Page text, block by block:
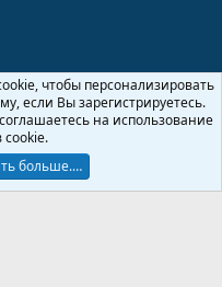
XenForo Ltd.
чтобы персонализировать
если Вы зарегистрируетесь.
на использование
больше.…